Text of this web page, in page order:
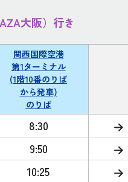
大阪）行き
関西国際空港
第1ターミナル
(1階10番のりば
から発車)
のりば
8:30
9:50
10:25